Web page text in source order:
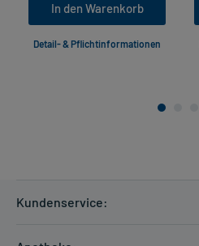
In den Warenkorb
Detail- & Pflichtinformationen
Kundenservice: